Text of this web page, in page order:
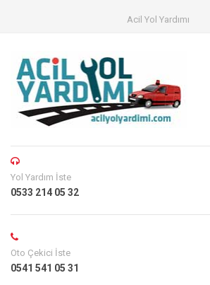
Acil Yol Yardımı
Yol Yardım İste
0533 214 05 32
Oto Çekici İste
0541 541 05 31